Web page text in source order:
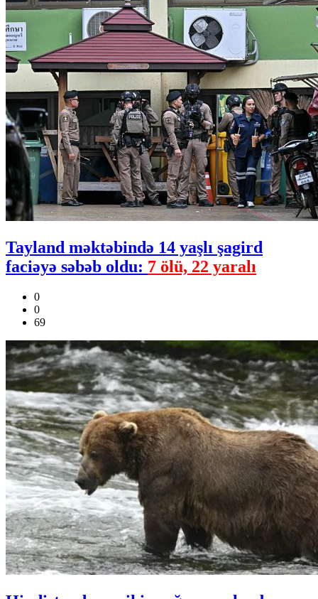
Tayland məktəbində 14 yaşlı şagird
faciəyə səbəb oldu: 7 ölü, 22 yaralı
0
0
69